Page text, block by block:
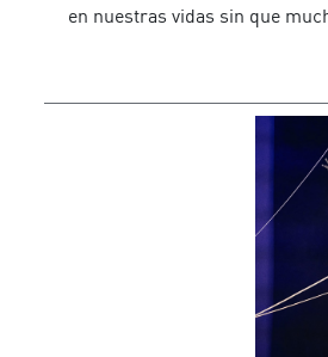
en nuestras vidas sin que